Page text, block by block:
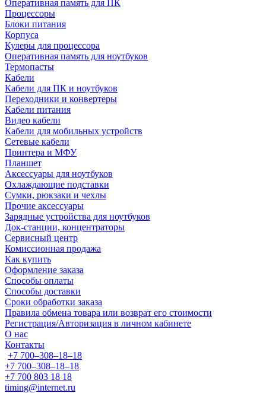
Оперативная память для ПК
Процессоры
Блоки питания
Корпуса
Кулеры для процессора
Оперативная память для ноутбуков
Термопасты
Кабели
Кабели для ПК и ноутбуков
Переходники и конвертеры
Кабели питания
Видео кабели
Кабели для мобильных устройств
Сетевые кабели
Принтера и МФУ
Планшет
Аксессуары для ноутбуков
Охлаждающие подставки
Сумки, рюкзаки и чехлы
Прочие аксессуары
Зарядные устройства для ноутбуков
Док-станции, концентраторы
Сервисный центр
Комиссионная продажа
Как купить
Оформление заказа
Способы оплаты
Способы доставки
Сроки обработки заказа
Правила обмена товара или возврат его стоимости
Регистрация/Авторизация в личном кабинете
О нас
Контакты
+7 700‒308‒18‒18
+7 700‒308‒18‒18
+7 700 803 18 18
timing@internet.ru